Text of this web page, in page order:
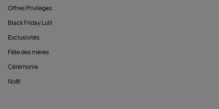
Offres Privilèges
Black Friday Lulli
Exclusivités
Fête des mères
Cérémonie
Noël